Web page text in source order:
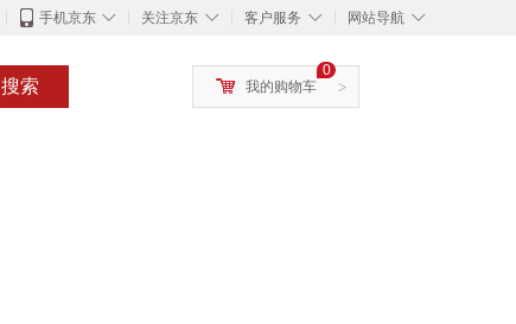
◇
手机京东 ◇
关注京东 ◇
客户服务 ◇
网站导航
搜索 >
0
我的购物车